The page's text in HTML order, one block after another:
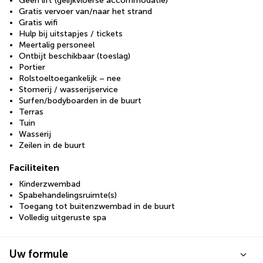
Gratis vervoer van/naar het strand
Gratis wifi
Hulp bij uitstapjes / tickets
Meertalig personeel
Ontbijt beschikbaar (toeslag)
Portier
Rolstoeltoegankelijk – nee
Stomerij / wasserijservice
Surfen/bodyboarden in de buurt
Terras
Tuin
Wasserij
Zeilen in de buurt
Faciliteiten
Kinderzwembad
Spabehandelingsruimte(s)
Toegang tot buitenzwembad in de buurt
Volledig uitgeruste spa
Uw formule